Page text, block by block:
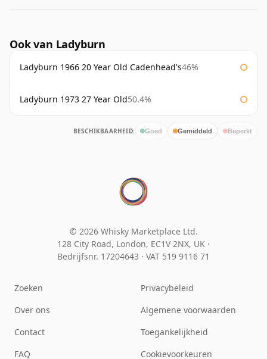
Ook van Ladyburn
Ladyburn 1966 20 Year Old Cadenhead's46%
Ladyburn 1973 27 Year Old50.4%
BESCHIKBAARHEID: Goed Gemiddeld Beperkt
© 2026 Whisky Marketplace Ltd.
128 City Road, London, EC1V 2NX, UK ·
Bedrijfsnr. 17204643 · VAT 519 9116 71
Zoeken
Over ons
Contact
FAQ
Privacybeleid
Algemene voorwaarden
Toegankelijkheid
Cookievoorkeuren